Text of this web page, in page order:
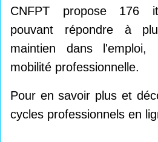
CNFPT propose 176
pouvant répondre à
maintien dans l'emploi,
mobilité professionnelle.
Pour en savoir plus et
cycles professionnels en